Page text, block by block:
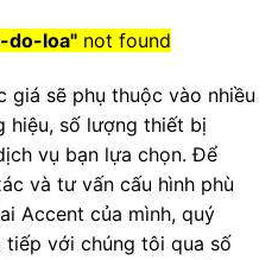
do-loa"not found
giá sẽ phụ thuộc vào nhiều
hiệu, số lượng thiết bị
vụ bạn lựa chọn. Để
và tư vấn cấu hình phù
Accent của mình, quý
với chúng tôi qua số